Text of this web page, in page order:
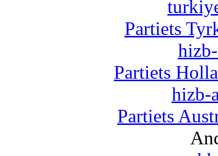
Partiets
Partiets
hizb-
Partiets